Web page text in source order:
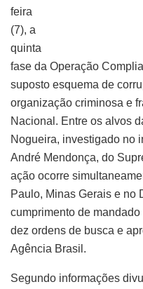
feira
(7), a
quinta
fase da Operação
suposto esquema de
organização criminosa e
Nacional. Entre os alvos
Nogueira, investigado no
André Mendonça, do
ação ocorre
Paulo, Minas Gerais e no
cumprimento de
dez ordens de busca e
Agência Brasil.
Segundo informações